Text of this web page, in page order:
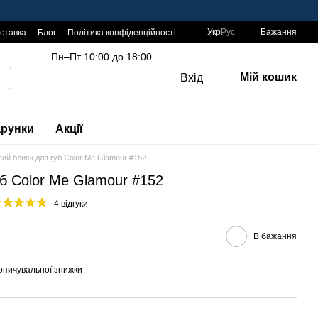
Блог
Політика конфіденційності
УкрРус Бажання
Пн–Пт 10:00 до 18:00
Вхід Мій кошик
Акції
блиск для губ Color Me Glamour #152
Color Me Glamour #152
4 відгуки
В бажання
знижки